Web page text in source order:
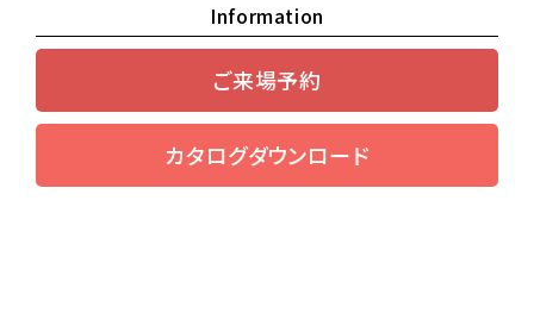
Information
ご来場予約
カタログダウンロード